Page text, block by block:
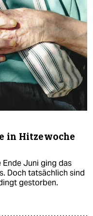
in Hitzewoche
Ende Juni ging das
Doch tatsächlich sind
gestorben.